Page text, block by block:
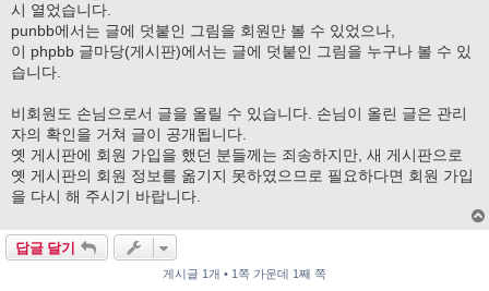
시 열었습니다.
punbb에서는 글에 덧붙인 그림을 회원만 볼 수 있었으나,
이 phpbb 글마당(게시판)에서는 글에 덧붙인 그림을 누구나 볼 수 있
습니다.
비회원도 손님으로서 글을 올릴 수 있습니다. 손님이 올린 글은 관리
자의 확인을 거쳐 글이 공개됩니다.
옛 게시판에 회원 가입을 했던 분들께는 죄송하지만, 새 게시판으로
옛 게시판의 회원 정보를 옮기지 못하였으므로 필요하다면 회원 가입
을 다시 해 주시기 바랍니다.
답글 달기
게시글 1개 • 1쪽 가운데 1째 쪽